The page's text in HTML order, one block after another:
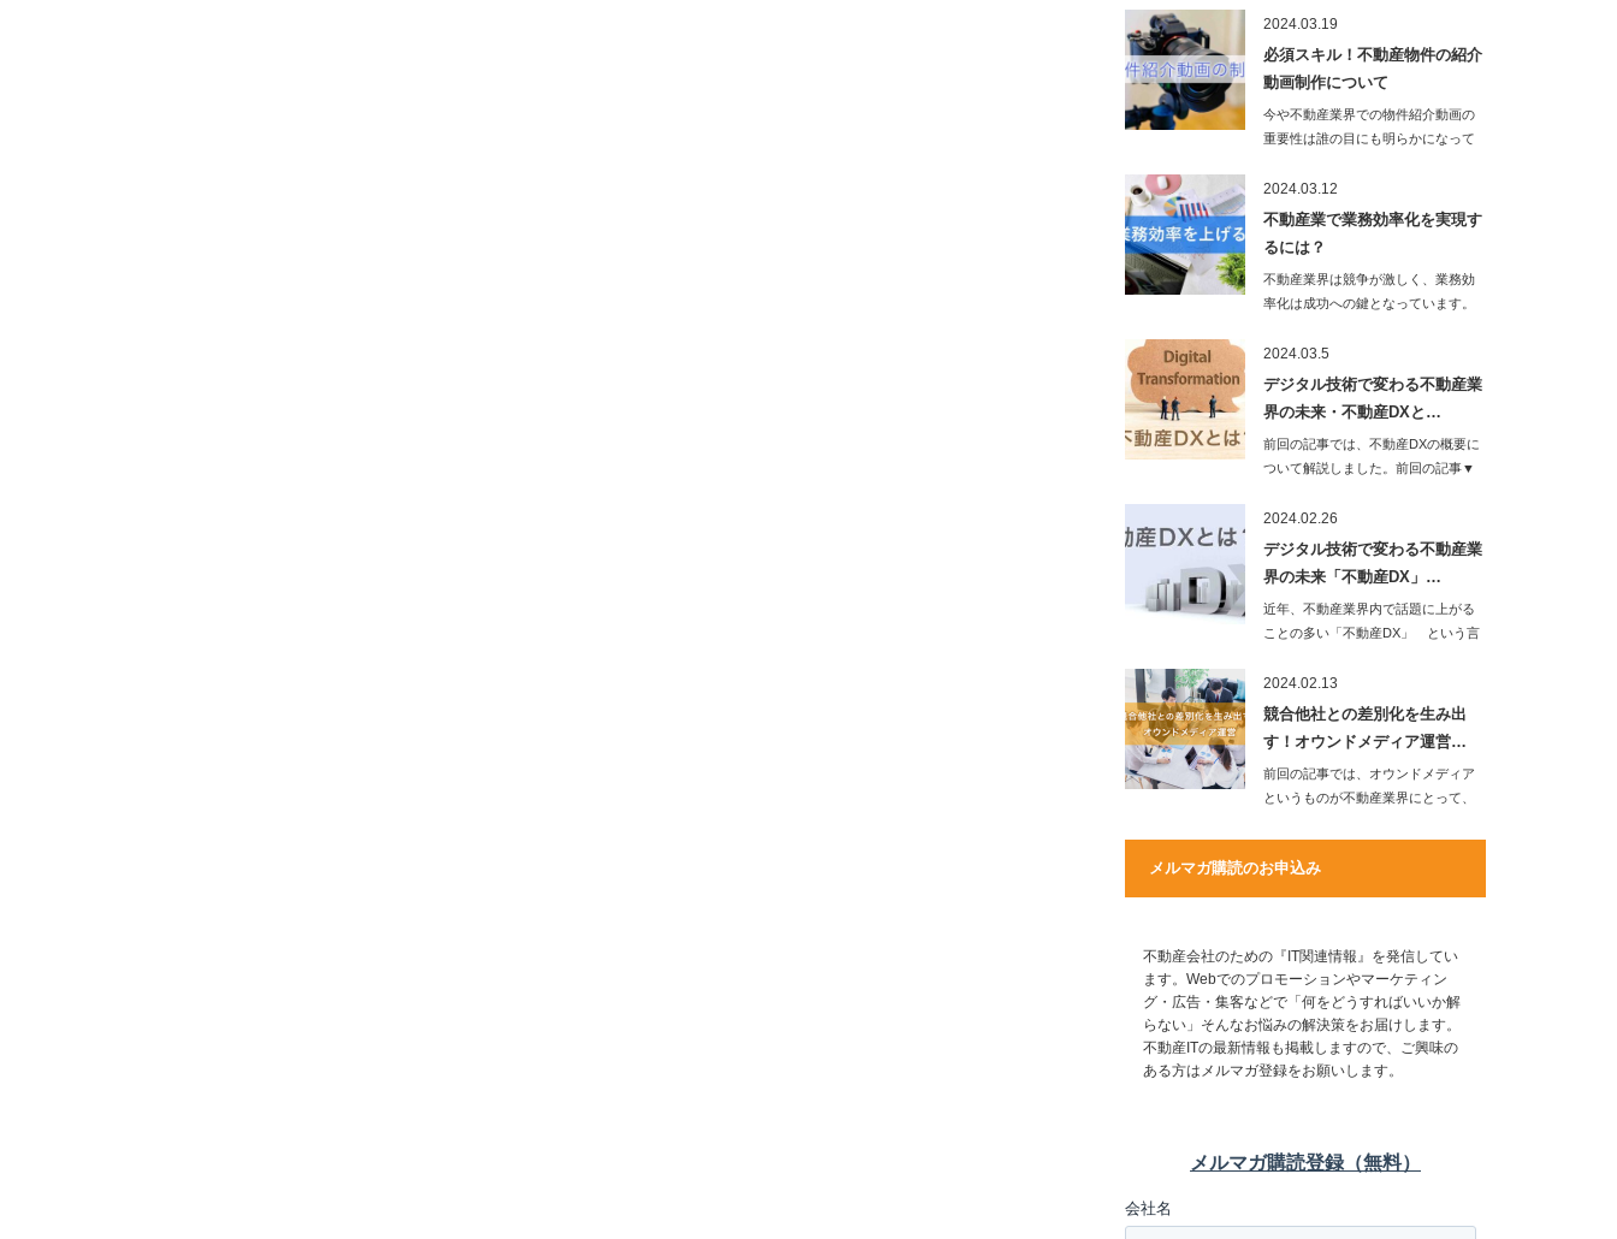
2024.03.19
必須スキル！不動産物件の紹介
動画制作について
今や不動産業界での物件紹介動画の
重要性は誰の目にも明らかになって
2024.03.12
不動産業で業務効率化を実現す
るには？
不動産業界は競争が激しく、業務効
率化は成功への鍵となっています。
2024.03.5
デジタル技術で変わる不動産業
界の未来・不動産DXと…
前回の記事では、不動産DXの概要に
ついて解説しました。前回の記事▼
2024.02.26
デジタル技術で変わる不動産業
界の未来「不動産DX」…
近年、不動産業界内で話題に上がる
ことの多い「不動産DX」 という言
2024.02.13
競合他社との差別化を生み出
す！オウンドメディア運営…
前回の記事では、オウンドメディア
というものが不動産業界にとって、
メルマガ購読のお申込み
不動産会社のための『IT関連情報』を発信してい
ます。Webでのプロモーションやマーケティン
グ・広告・集客などで「何をどうすればいいか解
らない」そんなお悩みの解決策をお届けします。
不動産ITの最新情報も掲載しますので、ご興味の
ある方はメルマガ登録をお願いします。